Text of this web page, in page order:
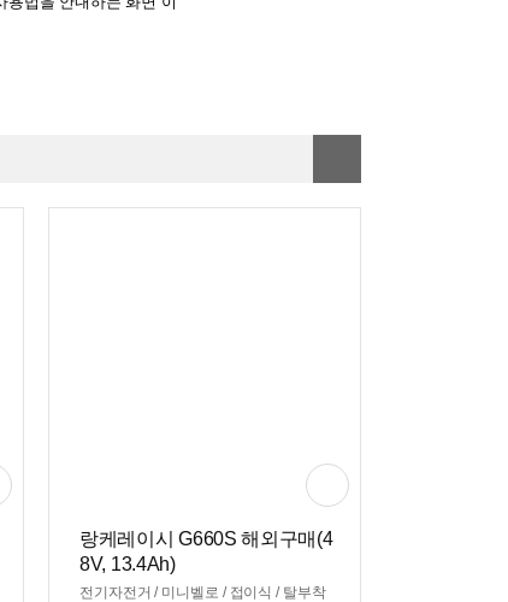
랑케레이시 G660S 해외구매(4
8V, 13.4Ah)
전기자전거 / 미니벨로 / 접이식 / 탈부착